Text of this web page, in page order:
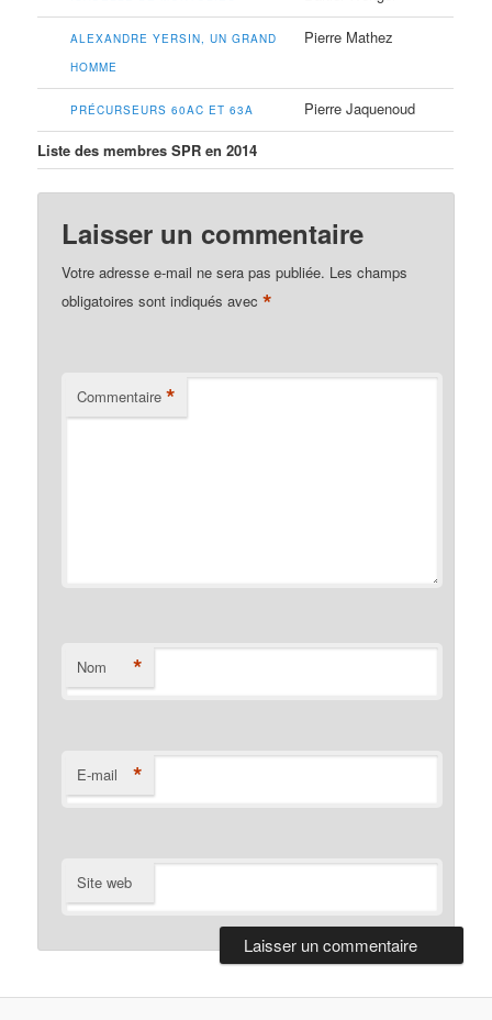
ALEXANDRE YERSIN, UN GRAND
HOMME
Pierre Mathez
PRÉCURSEURS 60AC ET 63A
Pierre Jaquenoud
Liste des membres SPR en 2014
Laisser un commentaire
Votre adresse e-mail ne sera pas publiée. Les champs
obligatoires sont indiqués avec*
Commentaire *
Nom *
E-mail *
Site web